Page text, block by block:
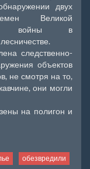
двух
Великой
войны в
следственно-
объектов
не смотря на то,
они могли
на полигон и
обезвредили